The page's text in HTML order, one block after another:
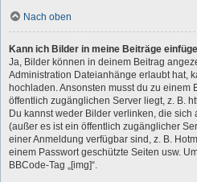
Nach oben
Kann ich Bilder in meine Beiträge
Ja, Bilder können in deinem Beitrag
Administration Dateianhänge erlaubt hat,
hochladen. Ansonsten musst du zu einem
öffentlich zugänglichen Server liegt, z. B.
Du kannst weder Bilder verlinken, die
(außer es ist ein öffentlich zugänglicher
einer Anmeldung verfügbar sind, z. B.
einem Passwort geschützte Seiten usw.
BBCode-Tag „[img]“.